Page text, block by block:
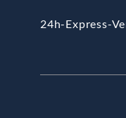
24h-Express-